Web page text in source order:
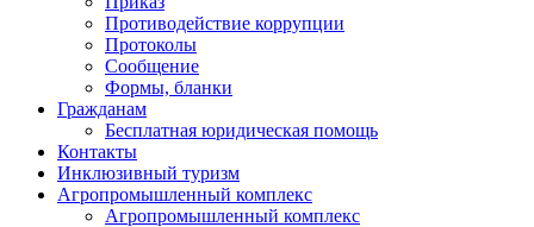
Противодействие коррупции
Протоколы
Сообщение
Формы, бланки
Гражданам
Бесплатная юридическая помощь
Контакты
Инклюзивный туризм
Агропромышленный комплекс
Агропромышленный комплекс